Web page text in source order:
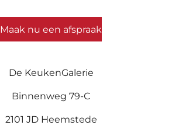
Maak nu een afspraak
De KeukenGalerie
Binnenweg 79-C
2101 JD Heemstede